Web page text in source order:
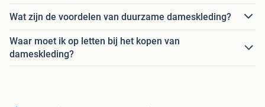
Wat zijn de voordelen van duurzame dameskleding?
Waar moet ik op letten bij het kopen van
dameskleding?